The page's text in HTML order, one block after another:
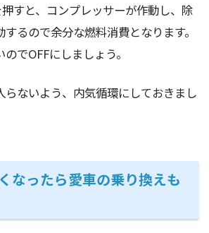
すと、コンプレッサーが作動し、除
るので余分な燃料消費となります。
でOFFにしましょう。
らないよう、内気循環にしておきまし
なったら愛車の乗り換えも